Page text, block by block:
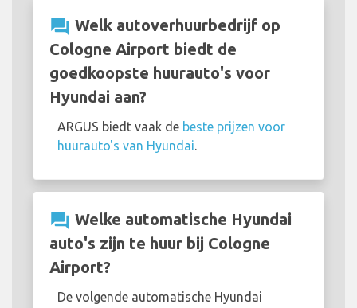
question_answer Welk autoverhuurbedrijf op
Cologne Airport biedt de
goedkoopste huurauto's voor
Hyundai aan?
ARGUS biedt vaak de beste prijzen voor
huurauto's van Hyundai.
question_answer Welke automatische Hyundai
auto's zijn te huur bij Cologne
Airport?
De volgende automatische Hyundai